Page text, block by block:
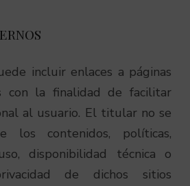
incluir enlaces a páginas
con la finalidad de facilitar
al usuario. El titular no se
los contenidos, políticas,
disponibilidad técnica o
de dichos sitios